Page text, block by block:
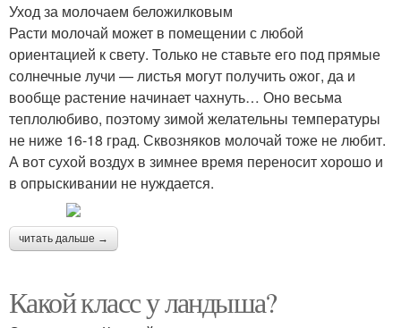
Уход за молочаем беложилковым
Расти молочай может в помещении с любой
ориентацией к свету. Только не ставьте его под прямые
солнечные лучи — листья могут получить ожог, да и
вообще растение начинает чахнуть… Оно весьма
теплолюбиво, поэтому зимой желательны температуры
не ниже 16-18 град. Сквозняков молочай тоже не любит.
А вот сухой воздух в зимнее время переносит хорошо и
в опрыскивании не нуждается.
читать дальше →
Какой класс у ландыша?